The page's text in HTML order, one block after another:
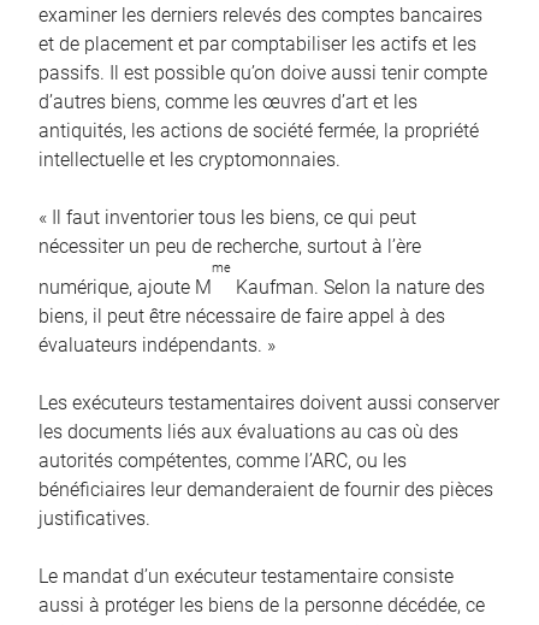
examiner les derniers relevés des comptes bancaires
et de placement et par comptabiliser les actifs et les
passifs. Il est possible qu’on doive aussi tenir compte
d’autres biens, comme les œuvres d’art et les
antiquités, les actions de société fermée, la propriété
intellectuelle et les cryptomonnaies.
« Il faut inventorier tous les biens, ce qui peut
nécessiter un peu de recherche, surtout à l’ère
numérique, ajoute M
me
Kaufman. Selon la nature des
biens, il peut être nécessaire de faire appel à des
évaluateurs indépendants. »
Les exécuteurs testamentaires doivent aussi conserver
les documents liés aux évaluations au cas où des
autorités compétentes, comme l’ARC, ou les
bénéficiaires leur demanderaient de fournir des pièces
justificatives.
Le mandat d’un exécuteur testamentaire consiste
aussi à protéger les biens de la personne décédée, ce